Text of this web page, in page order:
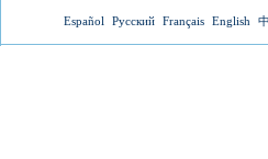
Jump to
English
Français
Русский
Español